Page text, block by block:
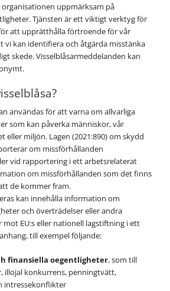
uppmärksam på
Tjänsten är ett viktigt verktyg för
att upprätthålla förtroende för vår
vi kan identifiera och åtgärda misstänka
skede. Visselblåsarmeddelanden kan
användas för att varna om allvarliga
som kan påverka människor, vår
eller miljön. Lagen (2021:890) om skydd
om missförhållanden
vid rapportering i ett arbetsrelaterat
om missförhållanden som det finns
de kommer fram.
kan innehålla information om
och överträdelser eller andra
EU:s eller nationell lagstiftning i ett
till exempel följande:
finansiella oegentligheter, som till
illojal konkurrens, penningtvätt,
intressekonflikter